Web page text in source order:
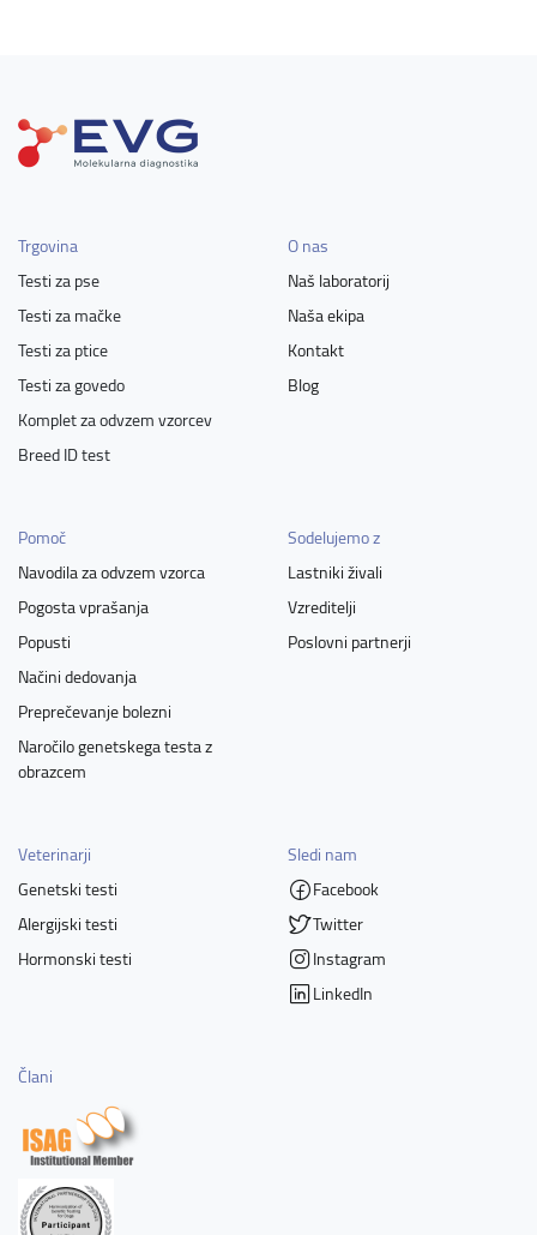
Trgovina
Testi za pse
Testi za mačke
Testi za ptice
Testi za govedo
Komplet za odvzem vzorcev
Breed ID test
O nas
Naš laboratorij
Naša ekipa
Kontakt
Blog
Pomoč
Navodila za odvzem vzorca
Pogosta vprašanja
Popusti
Načini dedovanja
Preprečevanje bolezni
Naročilo genetskega testa z
obrazcem
Sodelujemo z
Lastniki živali
Vzreditelji
Poslovni partnerji
Veterinarji
Genetski testi
Alergijski testi
Hormonski testi
Sledi nam
Facebook
Twitter
Instagram
LinkedIn
Člani